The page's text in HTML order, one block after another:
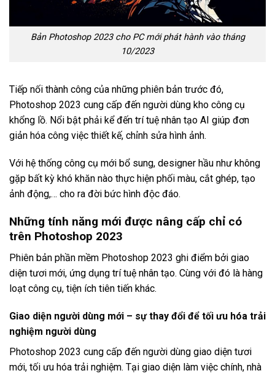
Bản Photoshop 2023 cho PC mới phát hành vào tháng
10/2023
Tiếp nối thành công của những phiên bản trước đó,
Photoshop 2023 cung cấp đến người dùng kho công cụ
khổng lồ. Nổi bật phải kể đến trí tuệ nhân tạo AI giúp đơn
giản hóa công việc thiết kế, chỉnh sửa hình ảnh.
Với hệ thống công cụ mới bổ sung, designer hầu như không
gặp bất kỳ khó khăn nào thực hiện phối màu, cắt ghép, tạo
ảnh động,… cho ra đời bức hình độc đáo.
Những tính năng mới được nâng cấp chỉ có
trên Photoshop 2023
Phiên bản phần mềm Photoshop 2023 ghi điểm bởi giao
diện tươi mới, ứng dụng trí tuệ nhân tạo. Cùng với đó là hàng
loạt công cụ, tiện ích tiên tiến khác.
Giao diện người dùng mới – sự thay đổi để tối ưu hóa trải
nghiệm người dùng
Photoshop 2023 cung cấp đến người dùng giao diện tươi
mới, tối ưu hóa trải nghiệm. Tại giao diện làm việc chính, nhà